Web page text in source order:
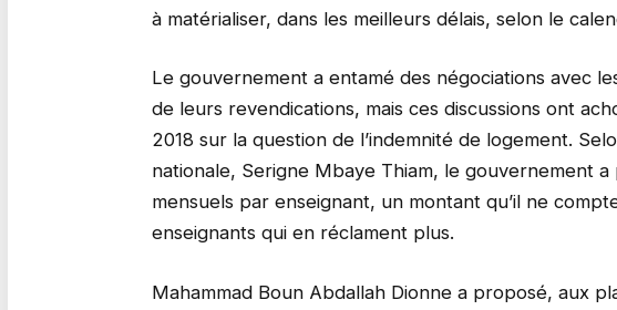
à matérialiser, dans les meilleurs délais, selon le
Le gouvernement a entamé des négociations avec
de leurs revendications, mais ces discussions ont
2018 sur la question de l’indemnité de logement.
nationale, Serigne Mbaye Thiam, le gouvernement
mensuels par enseignant, un montant qu’il ne
enseignants qui en réclament plus.
Mahammad Boun Abdallah Dionne a proposé, aux